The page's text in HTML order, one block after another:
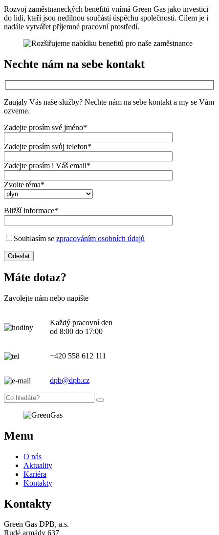
Rozvoj zaměstnaneckých benefitů vnímá Green Gas jako investici
do lidí, kteří jsou nedílnou součástí úspěchu společnosti. Cílem je i
nadále vytvářet příjemné pracovní prostředí.
Nechte nám na sebe kontakt
Zaujaly Vás naše služby? Nechte nám na sebe kontakt a my se Vám
ozveme.
Zadejte prosím své jméno*
Zadejte prosím svůj telefon*
Zadejte prosím i Váš email*
Zvolte téma*
Bližší informace*
Souhlasím se zpracováním osobních údajů
Máte dotaz?
Zavolejte nám nebo napište
Každý pracovní den
od 8:00 do 17:00
+420 558 612 111
dpb@dpb.cz
Menu
O nás
Aktuality
Kariéra
Kontakty
Kontakty
Green Gas DPB, a.s.
Rudé armády 637